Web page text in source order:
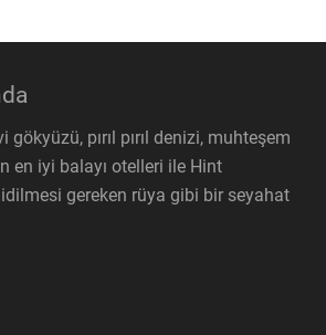
pırıl pırıl denizi, muhteşem
en iyi balayı otelleri ile Hint
gereken rüya gibi bir seyahat